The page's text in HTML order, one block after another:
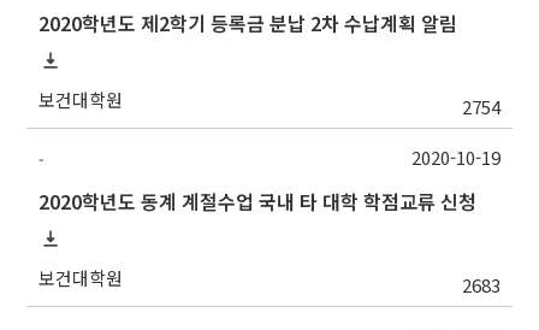
2020학년도 제2학기 등록금 분납 2차 수납계획 알림
보건대학원 2754
-
2020학년도 동계 계절수업 국내 타 대학 학점교류 신청
보건대학원 2683
2020-10-19